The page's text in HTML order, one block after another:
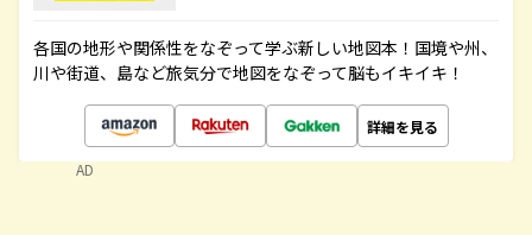
各国の地形や関係性をなぞって学ぶ新しい地図本！国境や州、
川や街道、島など旅気分で地図をなぞって脳もイキイキ！
詳細を見る
AD